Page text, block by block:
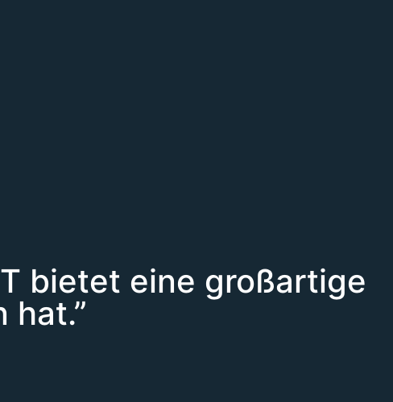
bietet eine großartige
hat.”